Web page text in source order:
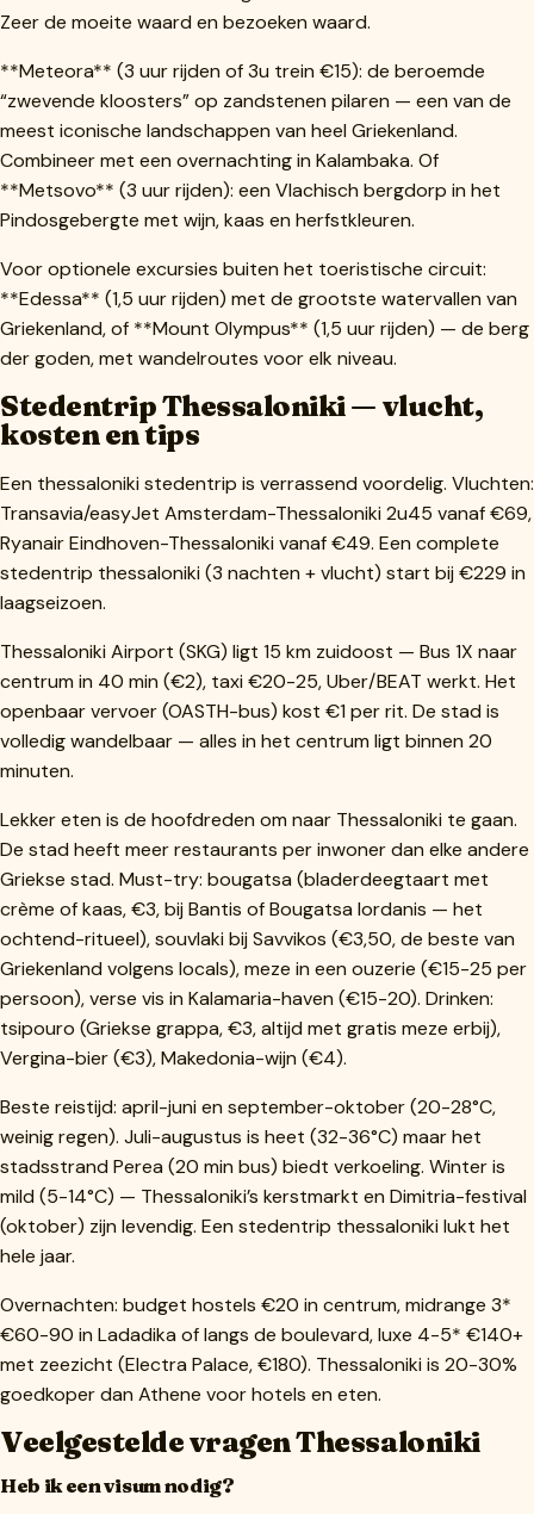
Zeer de moeite waard en bezoeken waard.
**Meteora** (3 uur rijden of 3u trein €15): de beroemde
“zwevende kloosters” op zandstenen pilaren — een van de
meest iconische landschappen van heel Griekenland.
Combineer met een overnachting in Kalambaka. Of
**Metsovo** (3 uur rijden): een Vlachisch bergdorp in het
Pindosgebergte met wijn, kaas en herfstkleuren.
Voor optionele excursies buiten het toeristische circuit:
**Edessa** (1,5 uur rijden) met de grootste watervallen van
Griekenland, of **Mount Olympus** (1,5 uur rijden) — de berg
der goden, met wandelroutes voor elk niveau.
Stedentrip Thessaloniki — vlucht,
kosten en tips
Een thessaloniki stedentrip is verrassend voordelig. Vluchten:
Transavia/easyJet Amsterdam-Thessaloniki 2u45 vanaf €69,
Ryanair Eindhoven-Thessaloniki vanaf €49. Een complete
stedentrip thessaloniki (3 nachten + vlucht) start bij €229 in
laagseizoen.
Thessaloniki Airport (SKG) ligt 15 km zuidoost — Bus 1X naar
centrum in 40 min (€2), taxi €20-25, Uber/BEAT werkt. Het
openbaar vervoer (OASTH-bus) kost €1 per rit. De stad is
volledig wandelbaar — alles in het centrum ligt binnen 20
minuten.
Lekker eten is de hoofdreden om naar Thessaloniki te gaan.
De stad heeft meer restaurants per inwoner dan elke andere
Griekse stad. Must-try: bougatsa (bladerdeegtaart met
crème of kaas, €3, bij Bantis of Bougatsa Iordanis — het
ochtend-ritueel), souvlaki bij Savvikos (€3,50, de beste van
Griekenland volgens locals), meze in een ouzerie (€15-25 per
persoon), verse vis in Kalamaria-haven (€15-20). Drinken:
tsipouro (Griekse grappa, €3, altijd met gratis meze erbij),
Vergina-bier (€3), Makedonia-wijn (€4).
Beste reistijd: april-juni en september-oktober (20-28°C,
weinig regen). Juli-augustus is heet (32-36°C) maar het
stadsstrand Perea (20 min bus) biedt verkoeling. Winter is
mild (5-14°C) — Thessaloniki’s kerstmarkt en Dimitria-festival
(oktober) zijn levendig. Een stedentrip thessaloniki lukt het
hele jaar.
Overnachten: budget hostels €20 in centrum, midrange 3*
€60-90 in Ladadika of langs de boulevard, luxe 4-5* €140+
met zeezicht (Electra Palace, €180). Thessaloniki is 20-30%
goedkoper dan Athene voor hotels en eten.
Veelgestelde vragen Thessaloniki
Heb ik een visum nodig?